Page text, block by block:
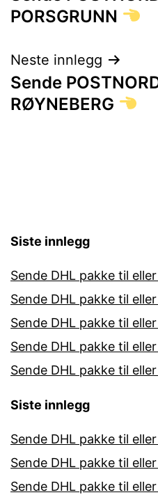
PORSGRUNN
Neste innlegg
Sende
RØYNEBERG
Siste innlegg
Sende DHL pakke til
Sende DHL pakke til
Sende DHL pakke til
Sende DHL pakke til
Sende DHL pakke til
Siste innlegg
Sende DHL pakke til
Sende DHL pakke til
Sende DHL pakke til